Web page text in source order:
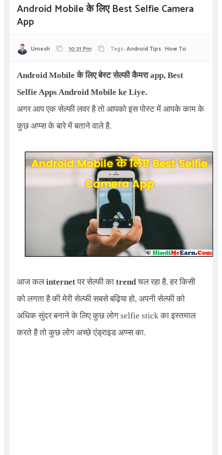
Android Mobile के लिए Best Selfie Camera
App
Umesh 10:31 Pm Tags: Android Tips How To
Android Mobileके लिए बेस्ट सेल्फी कैमरा app, Best
Selfie Apps Android Mobile ke Liye.
अगर आप एक सेल्फी लवर है तो आपको इस पोस्ट में आपके काम के
कुछ अप्प्स के बारे में बताने वाले है.
आज कलinternetपर सेल्फी का trendचल रहा है. हर किसी
को लगता है की मेरी सेल्फी सबसे बढ़िया हो, अपनी सेल्फी को
अधिक सुंदर बनाने के लिए कुछ लोग selfie stick का इस्तमाल
करते है तो कुछ लोग अच्छे एंड्राइड अप्प्स का.